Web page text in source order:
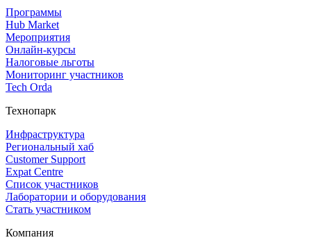
Программы
Hub Market
Мероприятия
Онлайн‑курсы
Налоговые льготы
Мониторинг участников
Tech Orda
Технопарк
Инфраструктура
Региональный хаб
Customer Support
Expat Centre
Список участников
Лаборатории и оборудования
Стать участником
Компания